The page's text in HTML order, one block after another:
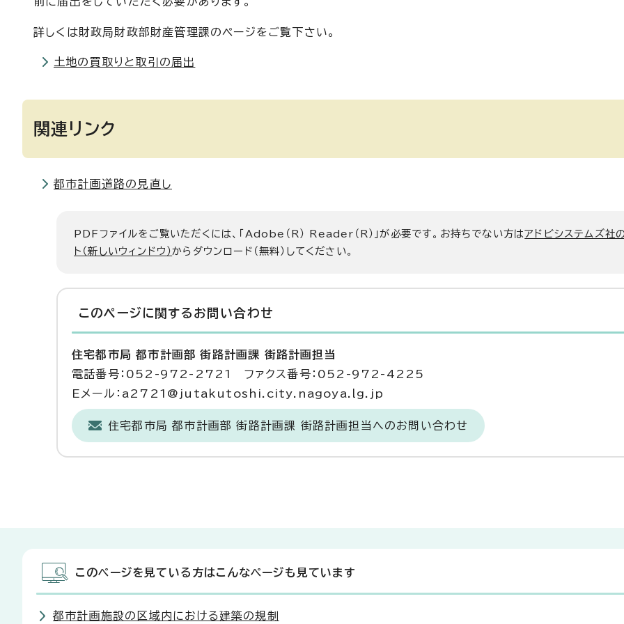
詳しくは財政局財政部財産管理課のページをご覧下さい。
土地の買取りと取引の届出
関連リンク
都市計画道路の見直し
PDFファイルをご覧いただくには、「Adobe（R） Reader（R）」が必要です。お持ちでない方はアドビシステムズ社
ト（新しいウィンドウ）からダウンロード（無料）してください。
このページに関する お問い合わせ
住宅都市局 都市計画部 街路計画課 街路計画担当
電話番号：052-972-2721 ファクス番号：052-972-4225
Eメール：a2721@jutakutoshi.city.nagoya.lg.jp
住宅都市局 都市計画部 街路計画課 街路計画担当へのお問い合わせ
このページを見ている方はこんなページも見ています
都市計画施設の区域内における建築の規制